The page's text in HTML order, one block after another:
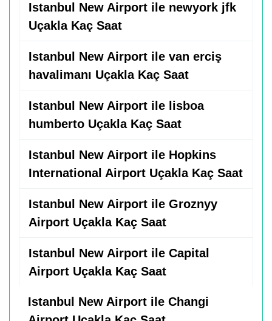
Istanbul New Airport ile newyork jfk
Uçakla Kaç Saat
Istanbul New Airport ile van erciş
havalimanı Uçakla Kaç Saat
Istanbul New Airport ile lisboa
humberto Uçakla Kaç Saat
Istanbul New Airport ile Hopkins
International Airport Uçakla Kaç Saat
Istanbul New Airport ile Groznyy
Airport Uçakla Kaç Saat
Istanbul New Airport ile Capital
Airport Uçakla Kaç Saat
Istanbul New Airport ile Changi